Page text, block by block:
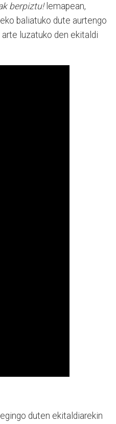
berpiztu!lemapean,
baliatuko dute aurtengo
luzatuko den ekitaldi
duten ekitaldiarekin